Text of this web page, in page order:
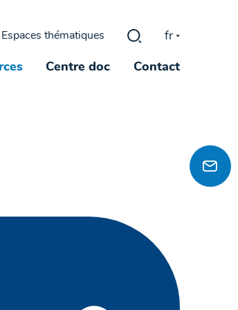
Espaces thématiques Rechercher :
fr
Centre doc Contact